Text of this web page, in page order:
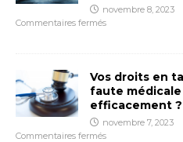
novembre 8, 2023
Commentaires fermés
Vos droits en
faute
efficacement ?
novembre 7, 2023
Commentaires fermés